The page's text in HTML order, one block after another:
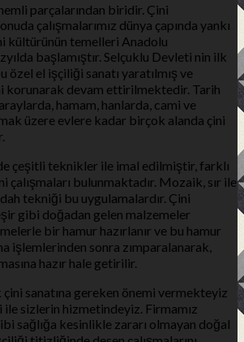
parçalarından biridir. Çini
çalışmalarımız dünya çapında yankı
kültürünün temelleri Anadolu
başlamıştır. Selçuklu Devleti nin ilk
özel el işçiliği sanatı yaratılmış ve
korunarak devam ettirilmektedir. Tarih
hamam, hanlarda, cami ve
üzere evlere kadar birçok alanda çini
çeşitli teknikler ile imal edilmiştir, farklı
çalışmaları bulunmaktadır. Mozaik, sır ile
tekniği bu uygulamalardır. Çini
gibi doğadan gelen malzemeler
bir hamur hazırlanır ve bu hamur
işlemlerinden sonra zımparalanarak,
hazır hale getirilir.
sanatına gereken önemi vermekteyiz
ile sizlerin hizmetindeyiz. Firmamız
sağlığa kesinlikle zararı olmayan doğal